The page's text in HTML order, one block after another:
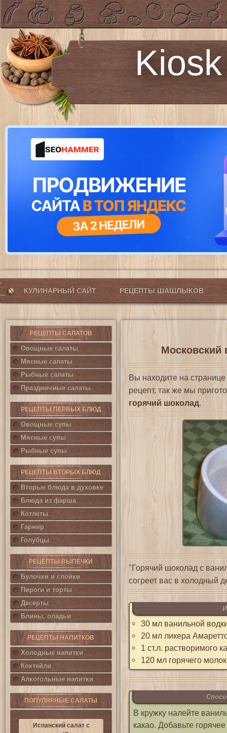
КУЛИНАРНЫЙ САЙТ РЕЦЕПТЫ ШАШЛЫКОВ
РЕЦЕПТЫ САЛАТОВ
Овощные салаты
Мясные салаты
Рыбные салаты
Праздничные салаты
РЕЦЕПТЫ ПЕРВЫХ БЛЮД
Овощные супы
Мясные супы
Рыбные супы
РЕЦЕПТЫ ВТОРЫХ БЛЮД
Вторые блюда в духовке
Блюда из фарша
Котлеты
Гарнир
Голубцы
РЕЦЕПТЫ ВЫПЕЧКИ
Булочки и слойки
Пироги и торты
Десерты
Блины, оладьи
РЕЦЕПТЫ НАПИТКОВ
Холодные напитки
Коктейли
Алкогольные напитки
ПОПУЛЯРНЫЕ САЛАТЫ
Испанский салат с
Московский
Вы находите на странице
рецепт, так же мы
горячий шоколад.
"Горячий шоколад с
согреет вас в холодный
30 мл ванильной
20 мл ликера
1 ст.л. растворимого
120 мл горячего
В кружку налейте
какао. Добавьте